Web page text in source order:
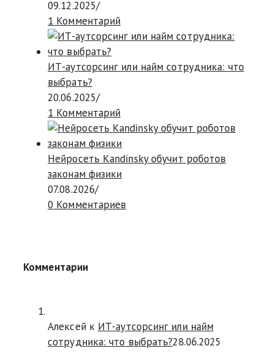
09.12.2025/
1 Комментарий
ИТ-аутсорсинг или найм сотрудника: что
выбрать?
20.06.2025/
1 Комментарий
Нейросеть Kandinsky обучит роботов
законам физики
07.08.2026/
0 Комментариев
Комментарии
Алексей к ИТ-аутсорсинг или найм
сотрудника: что выбрать?28.06.2025